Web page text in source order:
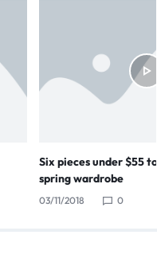
Six pieces under $55
spring wardrobe
03/11/2018 0